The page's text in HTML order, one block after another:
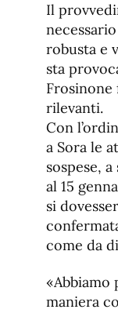
Il
robusta e
sta
rilevanti.
Con
a Sora le
sospese,
al 15
si
come da
«Abbiamo
maniera